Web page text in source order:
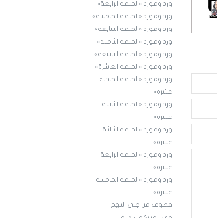
ورد ومورد «الحلقة الرابعة»
ورد ومورد «الحلقة الخامسة»
ورد ومورد «الحلقة السابعة»
ورد ومورد «الحلقة الثامنة»
ورد ومورد «الحلقة التاسعة»
ورد ومورد «الحلقة العاشرة»
ورد ومورد «الحلقة الحادية
عشرة»
ورد ومورد «الحلقة الثانية
عشرة»
ورد ومورد «الحلقة الثالثة
عشرة»
ورد ومورد «الحلقة الرابعة
عشرة»
ورد ومورد «الحلقة الخامسة
عشرة»
قطوف من جنى النهج